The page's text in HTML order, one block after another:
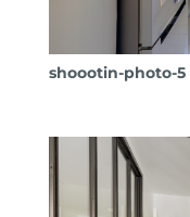
shoootin-photo-5